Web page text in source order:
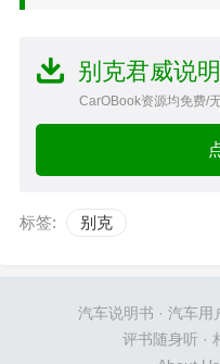
别克君威说
CarOBook资源均免费/
标签: 别克
汽车说明书 · 汽车用
评书随身听 ·